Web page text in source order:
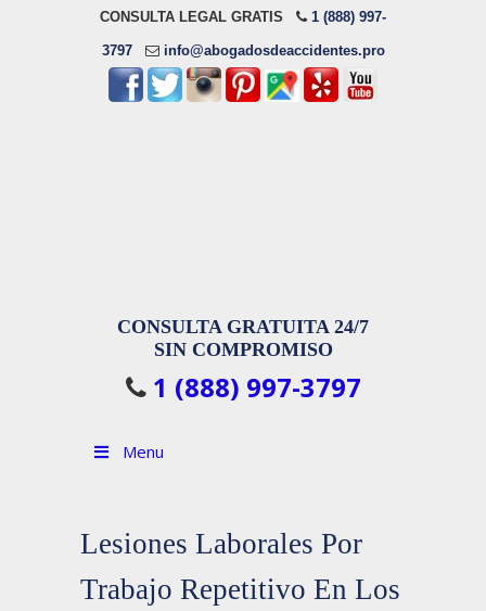
CONSULTA LEGAL GRATIS 1 (888) 997-
3797 info@abogadosdeaccidentes.pro
CONSULTA GRATUITA 24/7
SIN COMPROMISO
1 (888) 997-3797
Menu
Lesiones Laborales Por
Trabajo Repetitivo En Los